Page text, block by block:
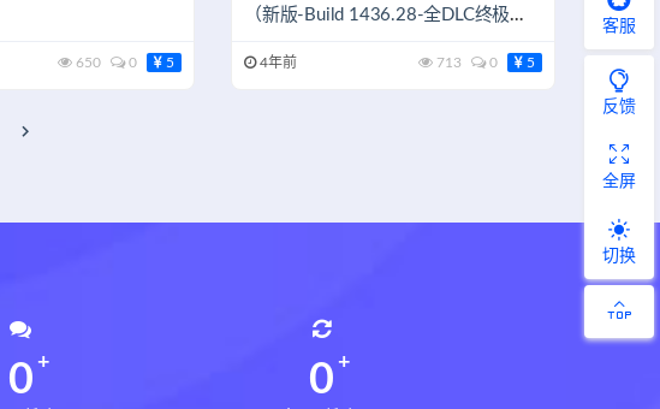
650 0 5
（新版-Build 1436.28-全DLC终极
4年前 713 0 5
0 0
客服
反馈
全屏
切换